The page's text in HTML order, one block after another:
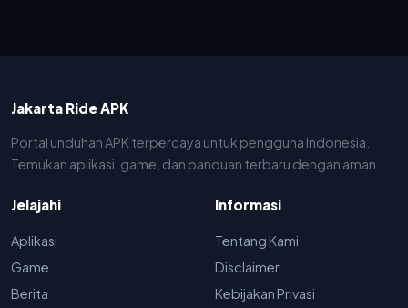
Jakarta Ride APK
Portal unduhan APK terpercaya untuk pengguna Indonesia.
Temukan aplikasi, game, dan panduan terbaru dengan aman.
Jelajahi
Aplikasi
Game
Berita
Informasi
Tentang Kami
Disclaimer
Kebijakan Privasi